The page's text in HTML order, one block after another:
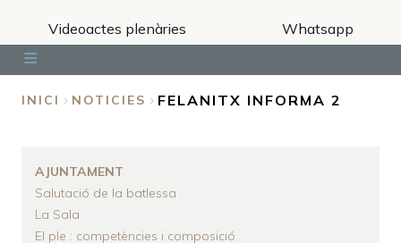
Videoactes plenàries Whatsapp
INICI NOTICIES FELANITX INFORMA 2
AJUNTAMENT
Salutació de la batlessa
La Sala
El ple : competències i composició